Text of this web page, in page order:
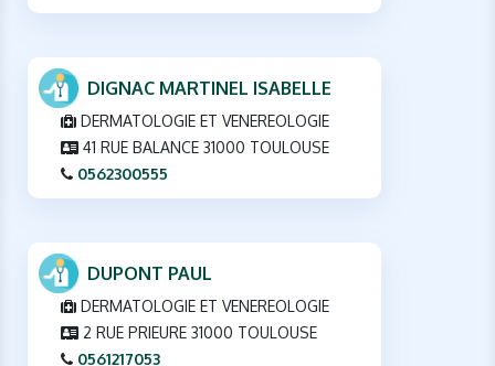
DIGNAC MARTINEL ISABELLE
DERMATOLOGIE ET VENEREOLOGIE
41 RUE BALANCE 31000 TOULOUSE
0562300555
DUPONT PAUL
DERMATOLOGIE ET VENEREOLOGIE
2 RUE PRIEURE 31000 TOULOUSE
0561217053